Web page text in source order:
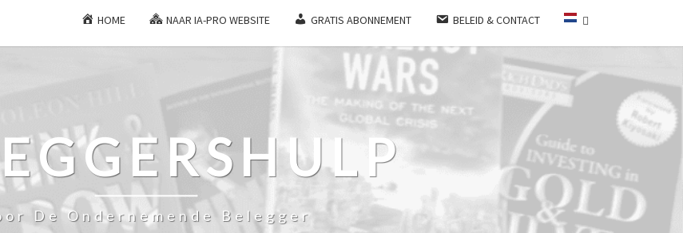
HOME NAAR IA-PRO WEBSITE GRATIS ABONNEMENT BELEID & CONTACT
De Ondernemende Belegger